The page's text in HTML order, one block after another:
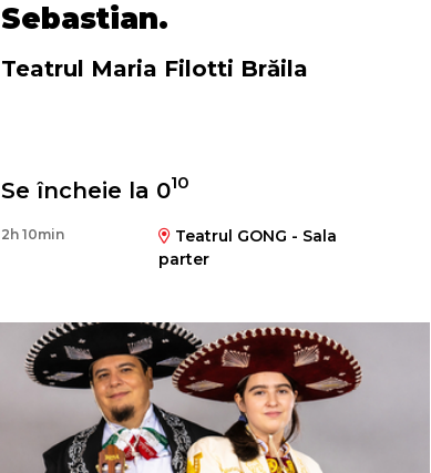
Sebastian.
Teatrul Maria Filotti Brăila
Regia
Matei Lucaci Grünberg
Se încheie la 010
2h 10min
Teatrul GONG - Sala
parter